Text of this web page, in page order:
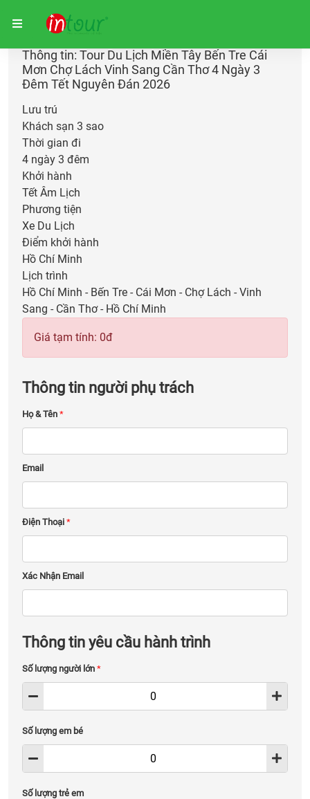
Trang chủ Giữ chỗ
Thông tin: Tour Du Lịch Miền Tây Bến Tre Cái
Mơn Chợ Lách Vinh Sang Cần Thơ 4 Ngày 3
Đêm Tết Nguyên Đán 2026
Lưu trú
Khách sạn 3 sao
Thời gian đi
4 ngày 3 đêm
Khởi hành
Tết Âm Lịch
Phương tiện
Xe Du Lịch
Điểm khởi hành
Hồ Chí Minh
Lịch trình
Hồ Chí Minh - Bến Tre - Cái Mơn - Chợ Lách - Vinh
Sang - Cần Thơ - Hồ Chí Minh
Giá tạm tính: 0đ
Thông tin người phụ trách
Họ & Tên *
Email
Điện Thoại *
Xác Nhận Email
Thông tin yêu cầu hành trình
Số lượng người lớn *
Số lượng em bé
Số lượng trẻ em